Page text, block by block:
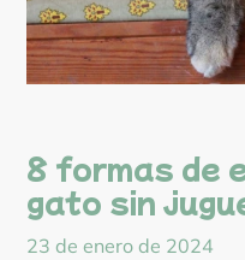
8 formas de
gato sin
23 de enero de 2024